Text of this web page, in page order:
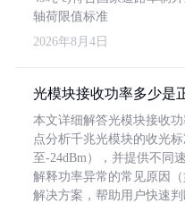
轴荷限值标准
2026年8月4日
光模块接收功率多少是
本文详细解答光模块接收
点分析千兆光模块的收光
至-24dBm），并提供不同
解释功率异常的常见原因
解决方案，帮助用户快速判